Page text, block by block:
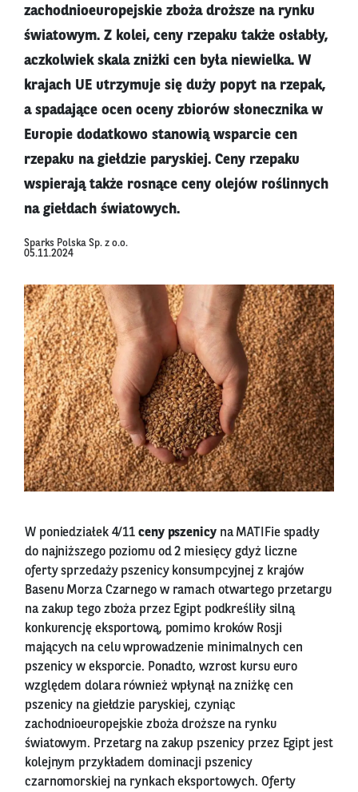
zachodnioeuropejskie zboża droższe na rynku
światowym. Z kolei, ceny rzepaku także osłabły,
aczkolwiek skala zniżki cen była niewielka. W
krajach UE utrzymuje się duży popyt na rzepak,
a spadające ocen oceny zbiorów słonecznika w
Europie dodatkowo stanowią wsparcie cen
rzepaku na giełdzie paryskiej. Ceny rzepaku
wspierają także rosnące ceny olejów roślinnych
na giełdach światowych.
Sparks Polska Sp. z o.o.
05.11.2024
W poniedziałek 4/11 ceny pszenicy na MATIFie spadły
do najniższego poziomu od 2 miesięcy gdyż liczne
oferty sprzedaży pszenicy konsumpcyjnej z krajów
Basenu Morza Czarnego w ramach otwartego przetargu
na zakup tego zboża przez Egipt podkreśliły silną
konkurencję eksportową, pomimo kroków Rosji
mających na celu wprowadzenie minimalnych cen
pszenicy w eksporcie. Ponadto, wzrost kursu euro
względem dolara również wpłynął na zniżkę cen
pszenicy na giełdzie paryskiej, czyniąc
zachodnioeuropejskie zboża droższe na rynku
światowym. Przetarg na zakup pszenicy przez Egipt jest
kolejnym przykładem dominacji pszenicy
czarnomorskiej na rynkach eksportowych. Oferty